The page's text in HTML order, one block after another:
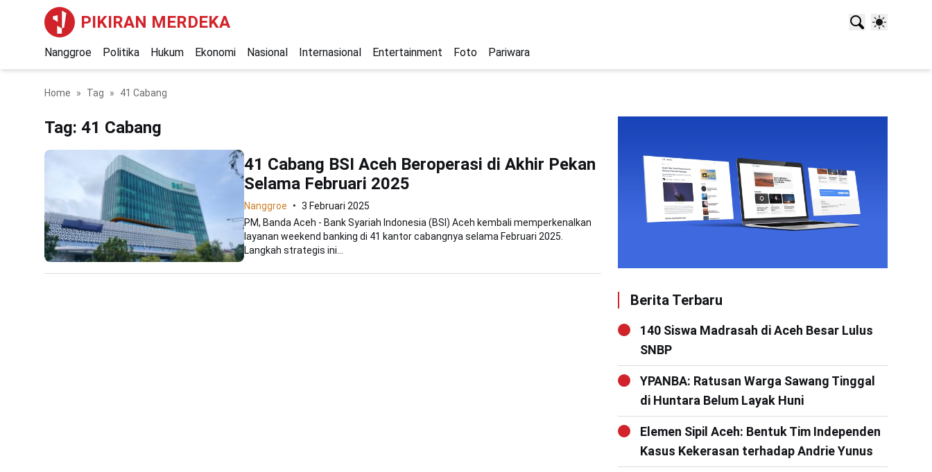
PIKIRAN MERDEKA
Nanggroe Politika Hukum Ekonomi Nasional Internasional Entertainment Foto Pariwara
Home Tag 41 Cabang
Tag: 41 Cabang
41 Cabang BSI Aceh Beroperasi di Akhir Pekan
Selama Februari 2025
Nanggroe
3 Februari 2025
PM, Banda Aceh - Bank Syariah Indonesia (BSI) Aceh kembali memperkenalkan
layanan weekend banking di 41 kantor cabangnya selama Februari 2025.
Langkah strategis ini...
Berita Terbaru
140 Siswa Madrasah di Aceh Besar Lulus
SNBP
YPANBA: Ratusan Warga Sawang Tinggal
di Huntara Belum Layak Huni
Elemen Sipil Aceh: Bentuk Tim Independen
Kasus Kekerasan terhadap Andrie Yunus